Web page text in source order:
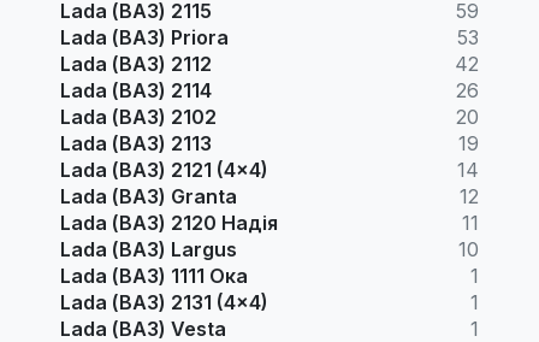
Lada (ВАЗ) 2115
59
Lada (ВАЗ) Priora
53
Lada (ВАЗ) 2112
42
Lada (ВАЗ) 2114
26
Lada (ВАЗ) 2102
20
Lada (ВАЗ) 2113
19
Lada (ВАЗ) 2121 (4x4)
14
Lada (ВАЗ) Granta
12
Lada (ВАЗ) 2120 Надія
11
Lada (ВАЗ) Largus
10
Lada (ВАЗ) 1111 Ока
1
Lada (ВАЗ) 2131 (4x4)
1
Lada (ВАЗ) Vesta
1